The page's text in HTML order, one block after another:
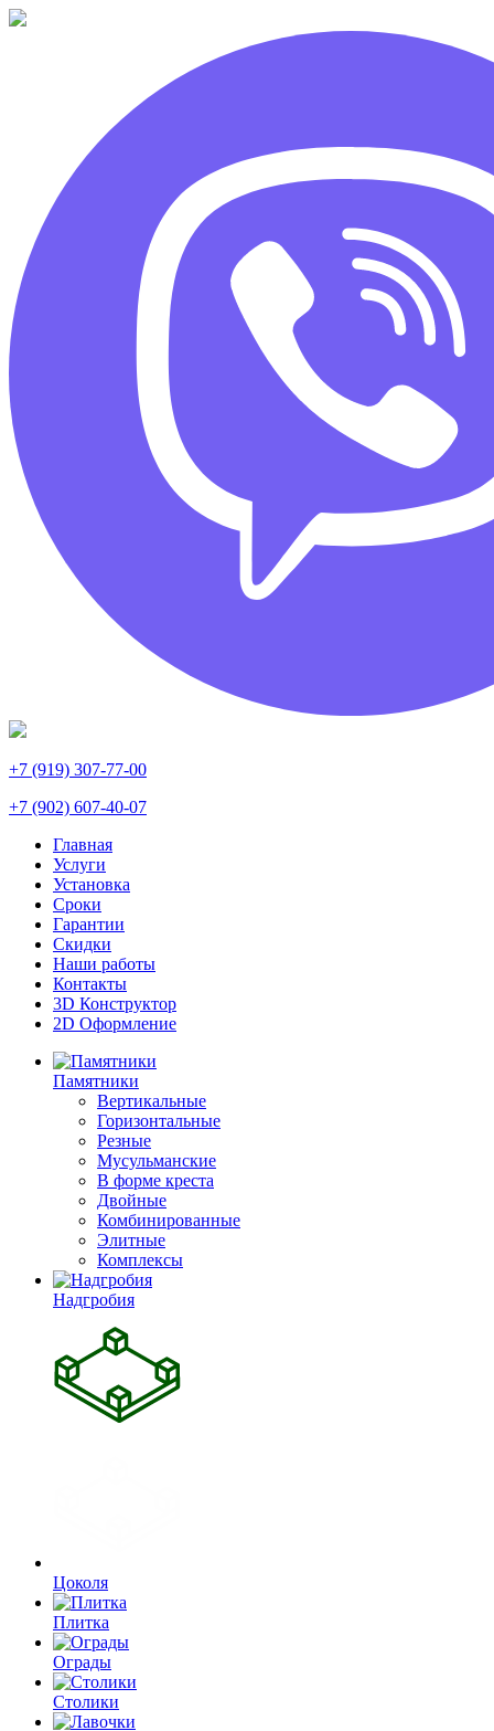
+7 (919) 307-77-00
+7 (902) 607-40-07
Главная
Услуги
Установка
Сроки
Гарантии
Скидки
Наши работы
Контакты
3D Конструктор
2D Оформление
Памятники
Вертикальные
Горизонтальные
Резные
Мусульманские
В форме креста
Двойные
Комбинированные
Элитные
Комплексы
Надгробия
Цоколя
Плитка
Ограды
Столики